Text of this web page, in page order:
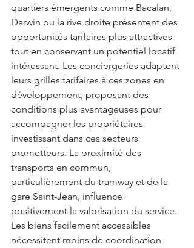
quartiers émergents comme Bacalan,
Darwin ou la rive droite présentent des
opportunités tarifaires plus attractives
tout en conservant un potentiel locatif
intéressant. Les conciergeries adaptent
leurs grilles tarifaires à ces zones en
développement, proposant des
conditions plus avantageuses pour
accompagner les propriétaires
investissant dans ces secteurs
prometteurs. La proximité des
transports en commun,
particulièrement du tramway et de la
gare Saint-Jean, influence
positivement la valorisation du service.
Les biens facilement accessibles
nécessitent moins de coordination